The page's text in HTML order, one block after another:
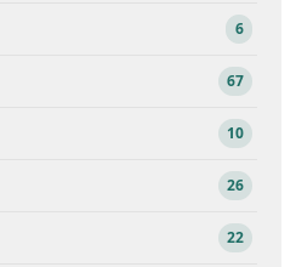
6
67
10
26
22